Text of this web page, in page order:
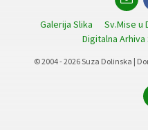
Galerija Slika Sv.Mise u
Digitalna Arhiva
© 2004 - 2026 Suza Dolinska |